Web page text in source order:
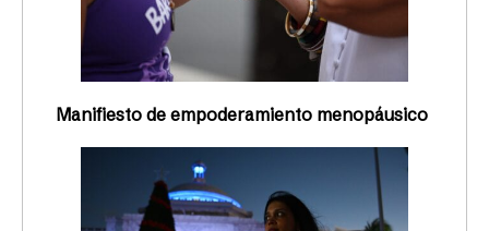
Manifiesto de empoderamiento menopáusico